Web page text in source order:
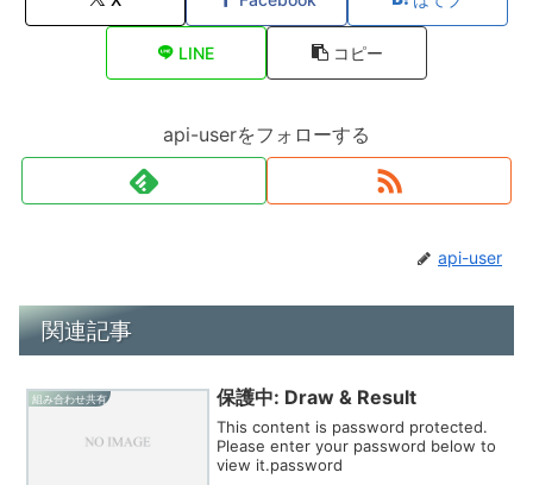
LINE コピー
api-userをフォローする
api-user
関連記事
組み合わせ共有 保護中: Draw & Result
This content is password protected.
Please enter your password below to
view it.password